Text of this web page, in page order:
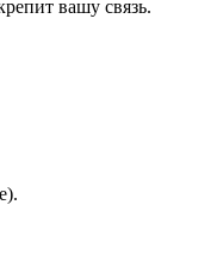
вашу связь.